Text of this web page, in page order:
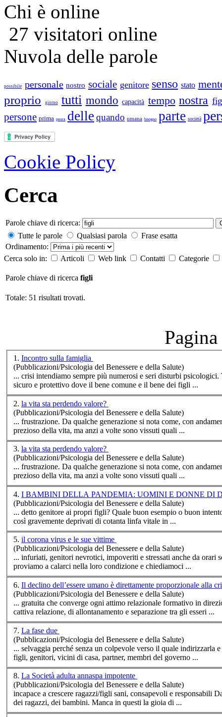
Chi è online
27 visitatori online
Nuvola delle parole
possibile personale nostro sociale genitore senso stato
proprio giorno tutti mondo capacità tempo nostra
persone prima paura delle quando umana bisogno parte società
Cookie Policy
Cerca
Parole chiave di ricerca:
Tutte le parole Qualsiasi parola
Frase esatta
Ordinamento:
Cerca solo in:
Articoli Web link Contatti Categorie
Parole chiave di ricerca figli
Totale: 51 risultati trovati.
1. Incontro sulla famiglia
(Pubblicazioni/Psicologia del Benessere e della Salute)
... crisi intendiamo sempre più numerosi e seri disturbi psicologici. Tendenzialmente l’odierna famiglia ha perso la sua essenza di luogo sacro,
sicuro e protettivo dove il bene comune e il bene dei figli ...
2. la vita sta perdendo valore?
(Pubblicazioni/Psicologia del Benessere e della Salute)
... frustrazione. Da qualche generazione si nota come,
prezioso della vita, ma anzi a volte sono vissuti quali ...
3. la vita sta perdendo valore?
(Pubblicazioni/Psicologia del Benessere e della Salute)
... frustrazione. Da qualche generazione si nota come,
prezioso della vita, ma anzi a volte sono vissuti quali ...
4. I BAMBINI DELLA PANDEMIA: UOMINI E DONNE DI
(Pubblicazioni/Psicologia del Benessere e della Salute)
... detto genitore ai propri figli? Quale buon esempio o buon intento o
così gravemente deprivati di cotanta linfa vitale in ...
5. il corona virus e le sue vittime
(Pubblicazioni/Psicologia del Benessere e della Salute)
... infuriati, genitori nevrotici, impoveriti e stressati anche da orari
proviamo a calarci nella loro condizione e chiediamoci ...
6.
Il declino
(Pubblicazioni/Psicologia del Benessere e della Salute)
... gratuita che converge ogni attimo relazionale formativo in
cattiva relazione, di allontanamento e separazione tra gli esseri ...
7. La fase due
(Pubblicazioni/Psicologia del Benessere e della Salute)
... selvaggia perché senza un colpevole verso il quale indirizzarla
figli, genitori, vicini di casa, partner, membri del governo ...
8. La Società adulta annaspa impotente
(Pubblicazioni/Psicologia del Benessere e della Salute)
incapace a crescere ragazzi/figli sani, consapevoli e responsabili Da diverse generazioni si percepisce un grave malessere nell’animo dei giovani,
dei ragazzi, dei bambini. Manca in questi la gioia di ...